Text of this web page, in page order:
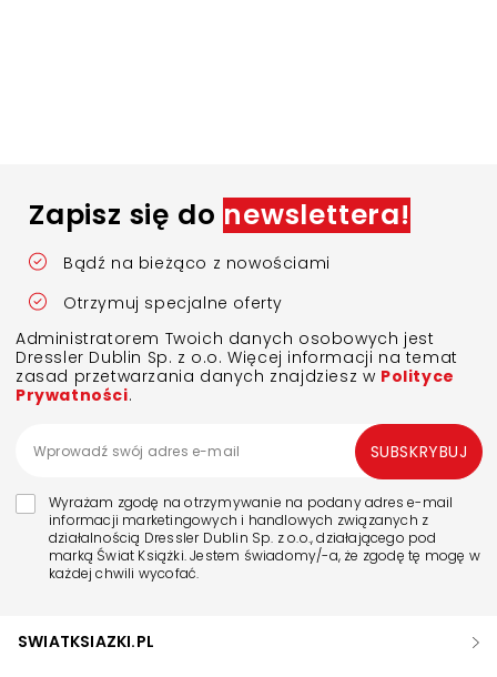
Zapisz się do newslettera!
Bądź na bieżąco z nowościami
Otrzymuj specjalne oferty
Administratorem Twoich danych osobowych jest
Dressler Dublin Sp. z o.o. Więcej informacji na temat
zasad przetwarzania danych znajdziesz w Polityce
Prywatności.
Wyrażam zgodę na otrzymywanie na podany adres e-mail
informacji marketingowych i handlowych związanych z
działalnością Dressler Dublin Sp. z o.o., działającego pod
marką Świat Książki. Jestem świadomy/-a, że zgodę tę mogę w
każdej chwili wycofać.
SUBSKRYBUJ
SWIATKSIAZKI.PL